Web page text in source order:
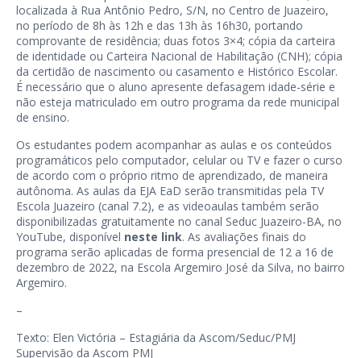
localizada à Rua Antônio Pedro, S/N, no Centro de Juazeiro,
no período de 8h às 12h e das 13h às 16h30, portando
comprovante de residência; duas fotos 3×4; cópia da carteira
de identidade ou Carteira Nacional de Habilitação (CNH); cópia
da certidão de nascimento ou casamento e Histórico Escolar.
É necessário que o aluno apresente defasagem idade-série e
não esteja matriculado em outro programa da rede municipal
de ensino.
Os estudantes podem acompanhar as aulas e os conteúdos
programáticos pelo computador, celular ou TV e fazer o curso
de acordo com o próprio ritmo de aprendizado, de maneira
autônoma. As aulas da EJA EaD serão transmitidas pela TV
Escola Juazeiro (canal 7.2), e as videoaulas também serão
disponibilizadas gratuitamente no canal Seduc Juazeiro-BA, no
YouTube, disponível neste link. As avaliações finais do
programa serão aplicadas de forma presencial de 12 a 16 de
dezembro de 2022, na Escola Argemiro José da Silva, no bairro
Argemiro.
–
Texto: Elen Victória – Estagiária da Ascom/Seduc/PMJ
Supervisão da Ascom PMJ